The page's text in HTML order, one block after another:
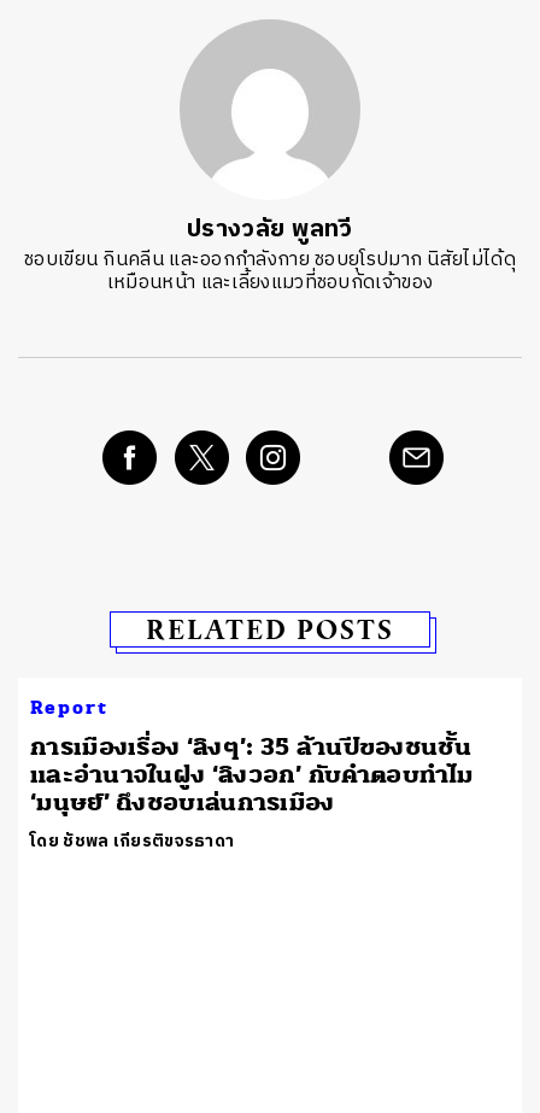
ปรางวลัย พูลทวี
ชอบเขียน กินคลีน และออกกำลังกาย ชอบยุโรปมาก นิสัยไม่ได้ดุ
เหมือนหน้า และเลี้ยงแมวที่ชอบกัดเจ้าของ
RELATED POSTS
Report
การเมืองเรื่อง ‘ลิงๆ’: 35 ล้านปีของชนชั้น
และอำนาจในฝูง ‘ลิงวอก’ กับคำตอบทำไม
‘มนุษย์’ ถึงชอบเล่นการเมือง
โดย ชัชพล เกียรติขจรธาดา